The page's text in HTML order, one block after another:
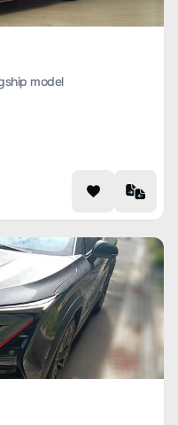
model